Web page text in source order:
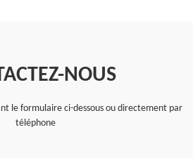
NOUS
le formulaire ci-dessous ou directement par
téléphone